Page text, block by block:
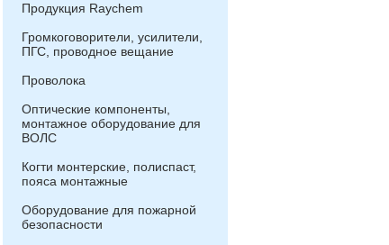
Продукция Raychem
Громкоговорители, усилители,
ПГС, проводное вещание
Проволока
Оптические компоненты,
монтажное оборудование для
ВОЛС
Когти монтерские, полиспаст,
пояса монтажные
Оборудование для пожарной
безопасности